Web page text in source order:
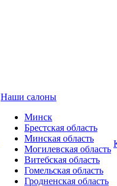
Наши салоны
Минск
Брестская область
Минская область
Могилевская область
Витебская область
Гомельская область
Гродненская область